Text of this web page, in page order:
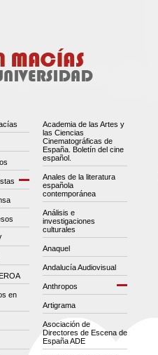
en
Academia de las Artes y
las Ciencias
Cinematográficas de
España. Boletín del cine
español.
Anales de la literatura
española
contemporánea
Análisis e
investigaciones
culturales
Anaquel
Andalucía Audiovisual
Anthropos
Artigrama
Asociación de
Directores de Escena de
España ADE